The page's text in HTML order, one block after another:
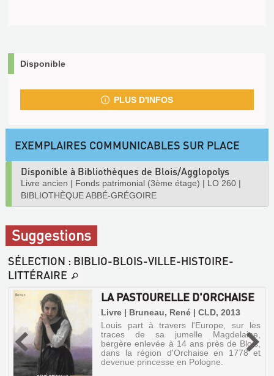
Disponible
PLUS D'INFOS
EXEMPLAIRES COMMUNICABLES SUR PLACE
Disponible à Bibliothèques de Blois/Agglopolys
Livre ancien | Fonds patrimonial (3ème étage) | LO 260 |
BIBLIOTHÈQUE ABBÉ-GRÉGOIRE
Suggestions
SÉLECTION : BIBLIO-BLOIS-VILLE-HISTOIRE-
LITTÉRAIRE
LA PASTOURELLE D'ORCHAISE
Livre | Bruneau, René | CLD, 2013
Louis part à travers l'Europe, sur les
traces de sa jumelle Magdelaine,
bergère enlevée à 14 ans près de Blois,
dans la région d'Orchaise en 1778 et
devenue princesse en Pologne.